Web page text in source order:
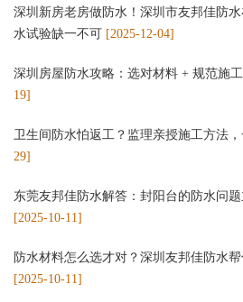
深圳新房老房做防水！深圳市友邦佳防
水试验缺一不可 [2025-12-04]
深圳房屋防水攻略：选对材料 + 规范施
19]
卫生间防水怕返工？监理亲授施工方法
29]
东莞友邦佳防水解答：封阳台的防水问
[2025-10-11]
防水材料怎么选才对？深圳友邦佳防水帮
[2025-10-11]